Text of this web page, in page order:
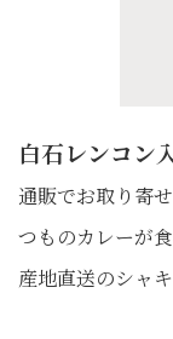
白石レンコン
通販でお取り寄
つものカレーが
産地直送のシャ